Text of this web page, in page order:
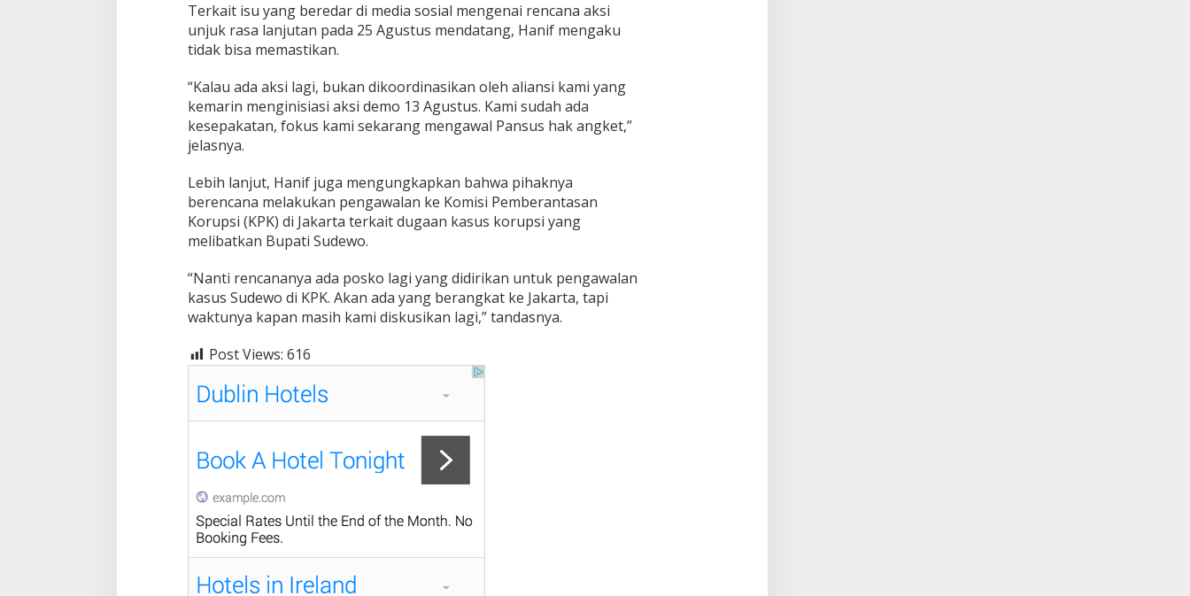
Terkait isu yang beredar di media sosial mengenai rencana aksi
unjuk rasa lanjutan pada 25 Agustus mendatang, Hanif mengaku
tidak bisa memastikan.
“Kalau ada aksi lagi, bukan dikoordinasikan oleh aliansi kami yang
kemarin menginisiasi aksi demo 13 Agustus. Kami sudah ada
kesepakatan, fokus kami sekarang mengawal Pansus hak angket,”
jelasnya.
Lebih lanjut, Hanif juga mengungkapkan bahwa pihaknya
berencana melakukan pengawalan ke Komisi Pemberantasan
Korupsi (KPK) di Jakarta terkait dugaan kasus korupsi yang
melibatkan Bupati Sudewo.
“Nanti rencananya ada posko lagi yang didirikan untuk pengawalan
kasus Sudewo di KPK. Akan ada yang berangkat ke Jakarta, tapi
waktunya kapan masih kami diskusikan lagi,” tandasnya.
Post Views: 616